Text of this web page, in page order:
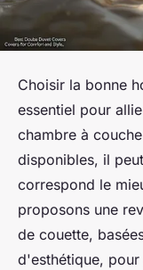
Choisir la bonne
essentiel pour
chambre à
disponibles, il
correspond le
proposons une
de couette,
d'esthétique,